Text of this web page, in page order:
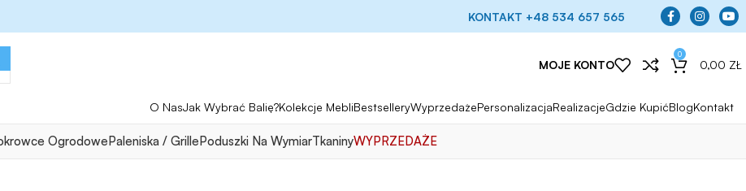
KONTAKT +48 534 657 565
O NasJak Wybrać Balię?Kolekcje MebliBestselleryWyprzedażePersonalizacjaRealizacjeGdzie KupićBlogKontakt
MOJE KONTO
0
0,00 ZŁ
OgrodowePaleniska / GrillePoduszki Na WymiarTkaninyWYPRZEDAŻE